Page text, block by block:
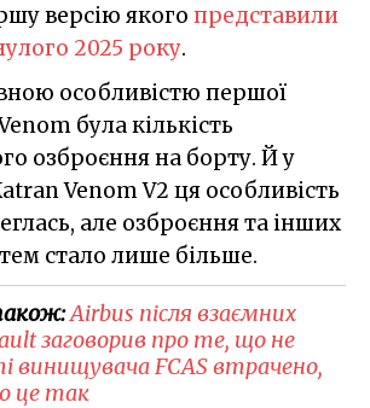
версію якого представили
2025 року.
особливістю першої
була кількість
озброєння на борту. Й у
Venom V2 ця особливість
але озброєння та інших
стало лише більше.
Airbus після взаємних
заговорив про те, що не
винищувача FCAS втрачено,
це так